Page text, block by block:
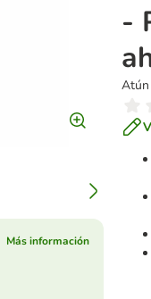
-
Más información